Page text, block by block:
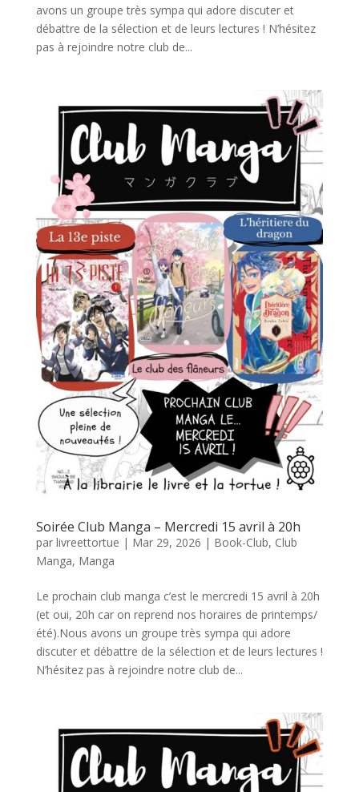
avons un groupe très sympa qui adore discuter et
débattre de la sélection et de leurs lectures ! N’hésitez
pas à rejoindre notre club de...
Soirée Club Manga – Mercredi 15 avril à 20h
par livreettortue | Mar 29, 2026 | Book-Club, Club
Manga, Manga
Le prochain club manga c’est le mercredi 15 avril à 20h
(et oui, 20h car on reprend nos horaires de printemps/
été).Nous avons un groupe très sympa qui adore
discuter et débattre de la sélection et de leurs lectures !
N’hésitez pas à rejoindre notre club de...